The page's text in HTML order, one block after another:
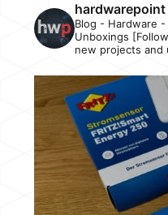
hardwarepoint
Blog - Hardware
Unboxings
new projects and